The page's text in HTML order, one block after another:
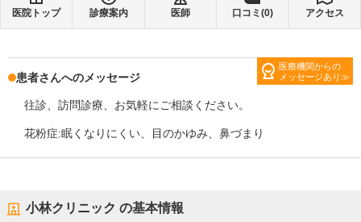
医院トップ 診療案内 医師 口コミ(0) アクセス
医療機関からの
メッセージあり
患者さんへのメッセージ
往診、訪問診療、お気軽にご相談ください。
花粉症:眠くなりにくい、目のかゆみ、鼻づまり
小林クリニック の基本情報